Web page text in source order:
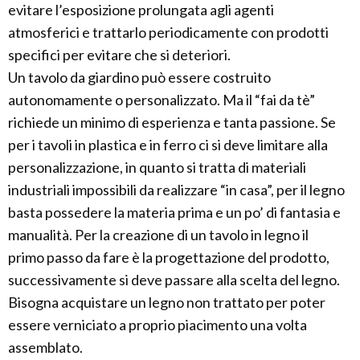
evitare l’esposizione prolungata agli agenti
atmosferici e trattarlo periodicamente con prodotti
specifici per evitare che si deteriori.
Un tavolo da giardino può essere costruito
autonomamente o personalizzato. Ma il “fai da tè”
richiede un minimo di esperienza e tanta passione. Se
per i tavoli in plastica e in ferro ci si deve limitare alla
personalizzazione, in quanto si tratta di materiali
industriali impossibili da realizzare “in casa”, per il legno
basta possedere la materia prima e un po’ di fantasia e
manualità. Per la creazione di un tavolo in legno il
primo passo da fare è la progettazione del prodotto,
successivamente si deve passare alla scelta del legno.
Bisogna acquistare un legno non trattato per poter
essere verniciato a proprio piacimento una volta
assemblato.